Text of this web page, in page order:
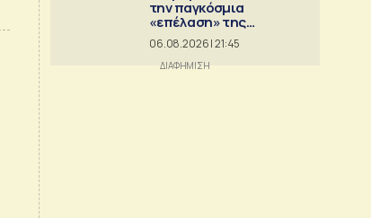
την παγκόσμια
«επέλαση» της
κινεζικής
αυτοκινητοβιομηχανίας
06.08.2026 | 21:45